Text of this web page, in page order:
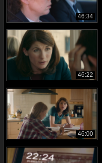
46:34
46:22
46:00